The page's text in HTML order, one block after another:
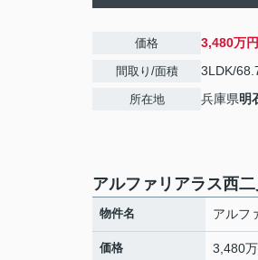
価格 3,480万円
間取り/面積 3LDK/
所在地 兵庫県明
アルファリアラス西
物件名 アルフ
価格 3,480